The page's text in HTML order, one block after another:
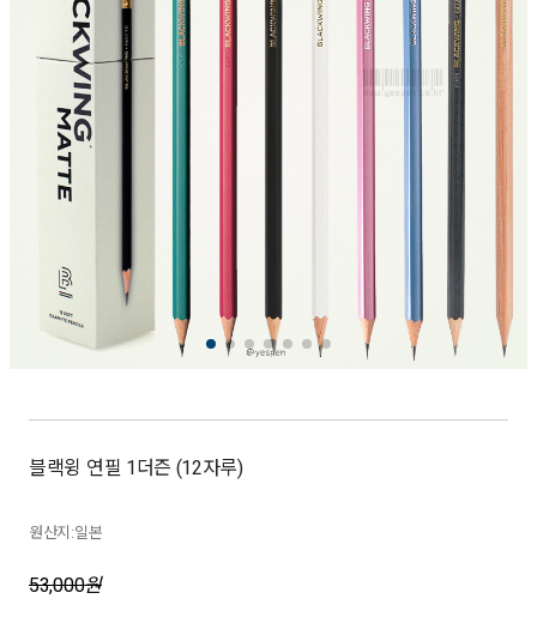
블랙윙 연필 1더즌 (12자루)
원산지:일본
53,000원